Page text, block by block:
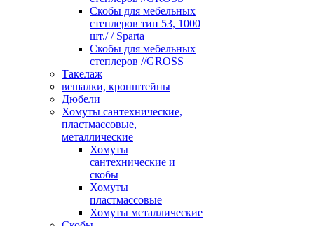
Скобы для мебельных
степлеров тип 53, 1000
шт./ / Sparta
Скобы для мебельных
степлеров //GROSS
Такелаж
вешалки, кронштейны
Дюбели
Хомуты сантехнические,
пластмассовые,
металлические
Хомуты
сантехнические и
скобы
Хомуты
пластмассовые
Хомуты металлические